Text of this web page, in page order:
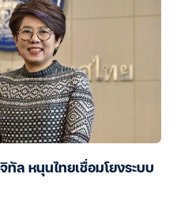
ล หนุนไทยเชื่อมโยงระบบ